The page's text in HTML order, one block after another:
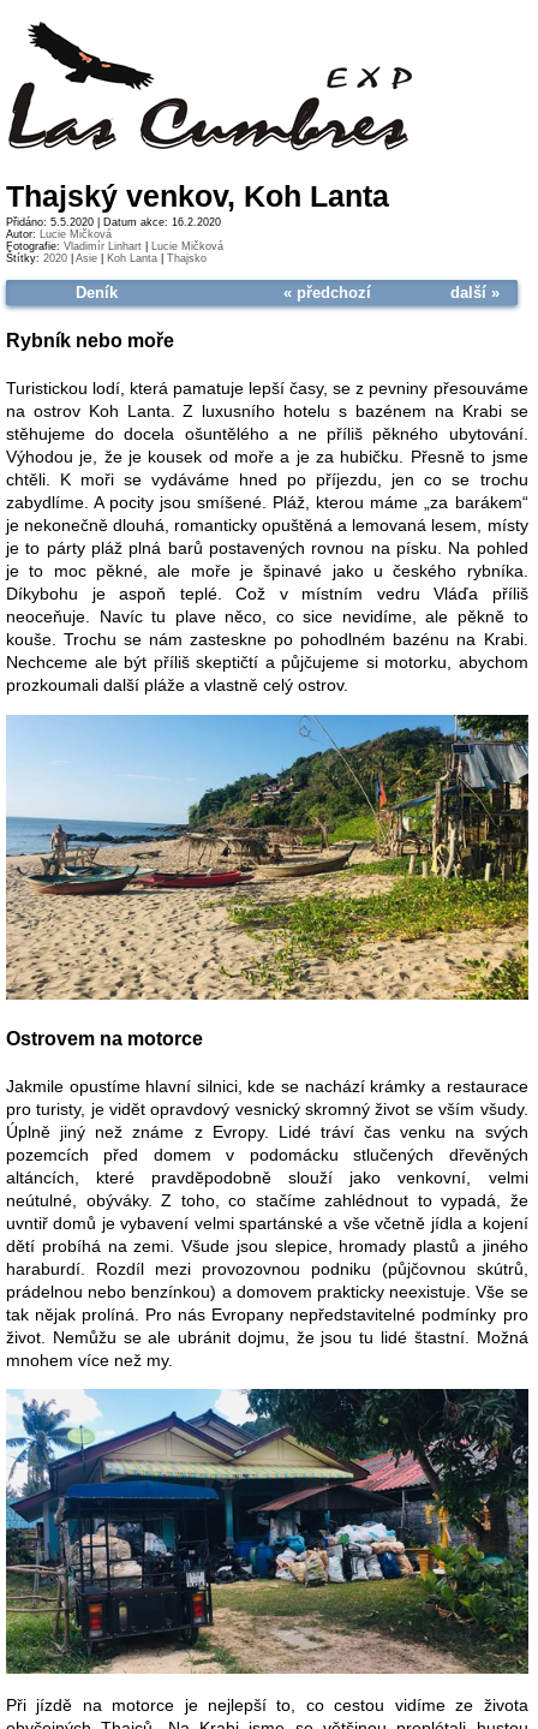
Thajský venkov, Koh Lanta
Přidáno: 5.5.2020 | Datum akce: 16.2.2020
Autor:
Lucie Mičková
Fotografie: Vladimír Linhart
Lucie Mičková
Štítky: 2020 Asie Koh Lanta Thajsko
« předchozí
Deník další »
Rybník nebo moře
Turistickou lodí, která pamatuje lepší časy, se z pevniny přesouváme
na ostrov Koh Lanta. Z luxusního hotelu s bazénem na Krabi se
stěhujeme do docela ošuntělého a ne příliš pěkného ubytování.
Výhodou je, že je kousek od moře a je za hubičku. Přesně to jsme
chtěli. K moři se vydáváme hned po příjezdu, jen co se trochu
zabydlíme. A pocity jsou smíšené. Pláž, kterou máme „za barákem“
je nekonečně dlouhá, romanticky opuštěná a lemovaná lesem, místy
je to párty pláž plná barů postavených rovnou na písku. Na pohled
je to moc pěkné, ale moře je špinavé jako u českého rybníka.
Díkybohu je aspoň teplé. Což v místním vedru Vláďa příliš
neoceňuje. Navíc tu plave něco, co sice nevidíme, ale pěkně to
kouše. Trochu se nám zasteskne po pohodlném bazénu na Krabi.
Nechceme ale být příliš skeptičtí a půjčujeme si motorku, abychom
prozkoumali další pláže a vlastně celý ostrov.
Ostrovem na motorce
Jakmile opustíme hlavní silnici, kde se nachází krámky a restaurace
pro turisty, je vidět opravdový vesnický skromný život se vším všudy.
Úplně jiný než známe z Evropy. Lidé tráví čas venku na svých
pozemcích před domem v podomácku stlučených dřevěných
altáncích, které pravděpodobně slouží jako venkovní, velmi
neútulné, obýváky. Z toho, co stačíme zahlédnout to vypadá, že
uvntiř domů je vybavení velmi spartánské a vše včetně jídla a kojení
dětí probíhá na zemi. Všude jsou slepice, hromady plastů a jiného
haraburdí. Rozdíl mezi provozovnou podniku (půjčovnou skútrů,
prádelnou nebo benzínkou) a domovem prakticky neexistuje. Vše se
tak nějak prolíná. Pro nás Evropany nepředstavitelné podmínky pro
život. Nemůžu se ale ubránit dojmu, že jsou tu lidé štastní. Možná
mnohem více než my.
Při jízdě na motorce je nejlepší to, co cestou vidíme ze života